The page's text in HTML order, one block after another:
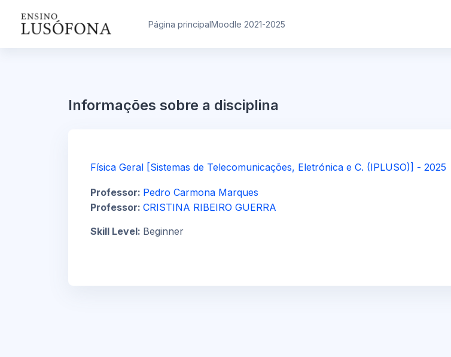
Página principalMoodle 2021-2025
Informações sobre a disciplina
Física Geral [Sistemas de Telecomunicações, Eletrónica e C. (IPLUSO)] - 2025
Professor: Pedro Carmona Marques
Professor: CRISTINA RIBEIRO GUERRA
Skill Level: Beginner